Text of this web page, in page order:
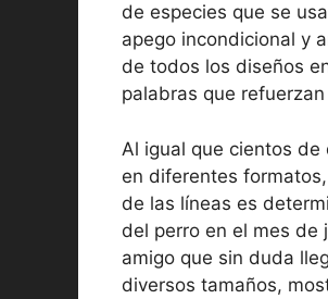
de especies que se
apego incondicional y
de todos los diseños
palabras que
Al igual que cientos
en diferentes
de las líneas es
del perro en el mes de
amigo que sin duda
diversos tamaños,